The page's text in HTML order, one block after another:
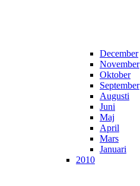
December
November
Oktober
September
Augusti
Juni
Maj
April
Mars
Januari
2010